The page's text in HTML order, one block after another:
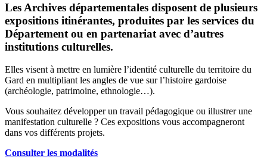
Les Archives départementales disposent de plusieurs
expositions itinérantes, produites par les services du
Département ou en partenariat avec d’autres
institutions culturelles.
Elles visent à mettre en lumière l’identité culturelle du territoire du
Gard en multipliant les angles de vue sur l’histoire gardoise
(archéologie, patrimoine, ethnologie…).
Vous souhaitez développer un travail pédagogique ou illustrer une
manifestation culturelle ? Ces expositions vous accompagneront
dans vos différents projets.
Consulter les modalités